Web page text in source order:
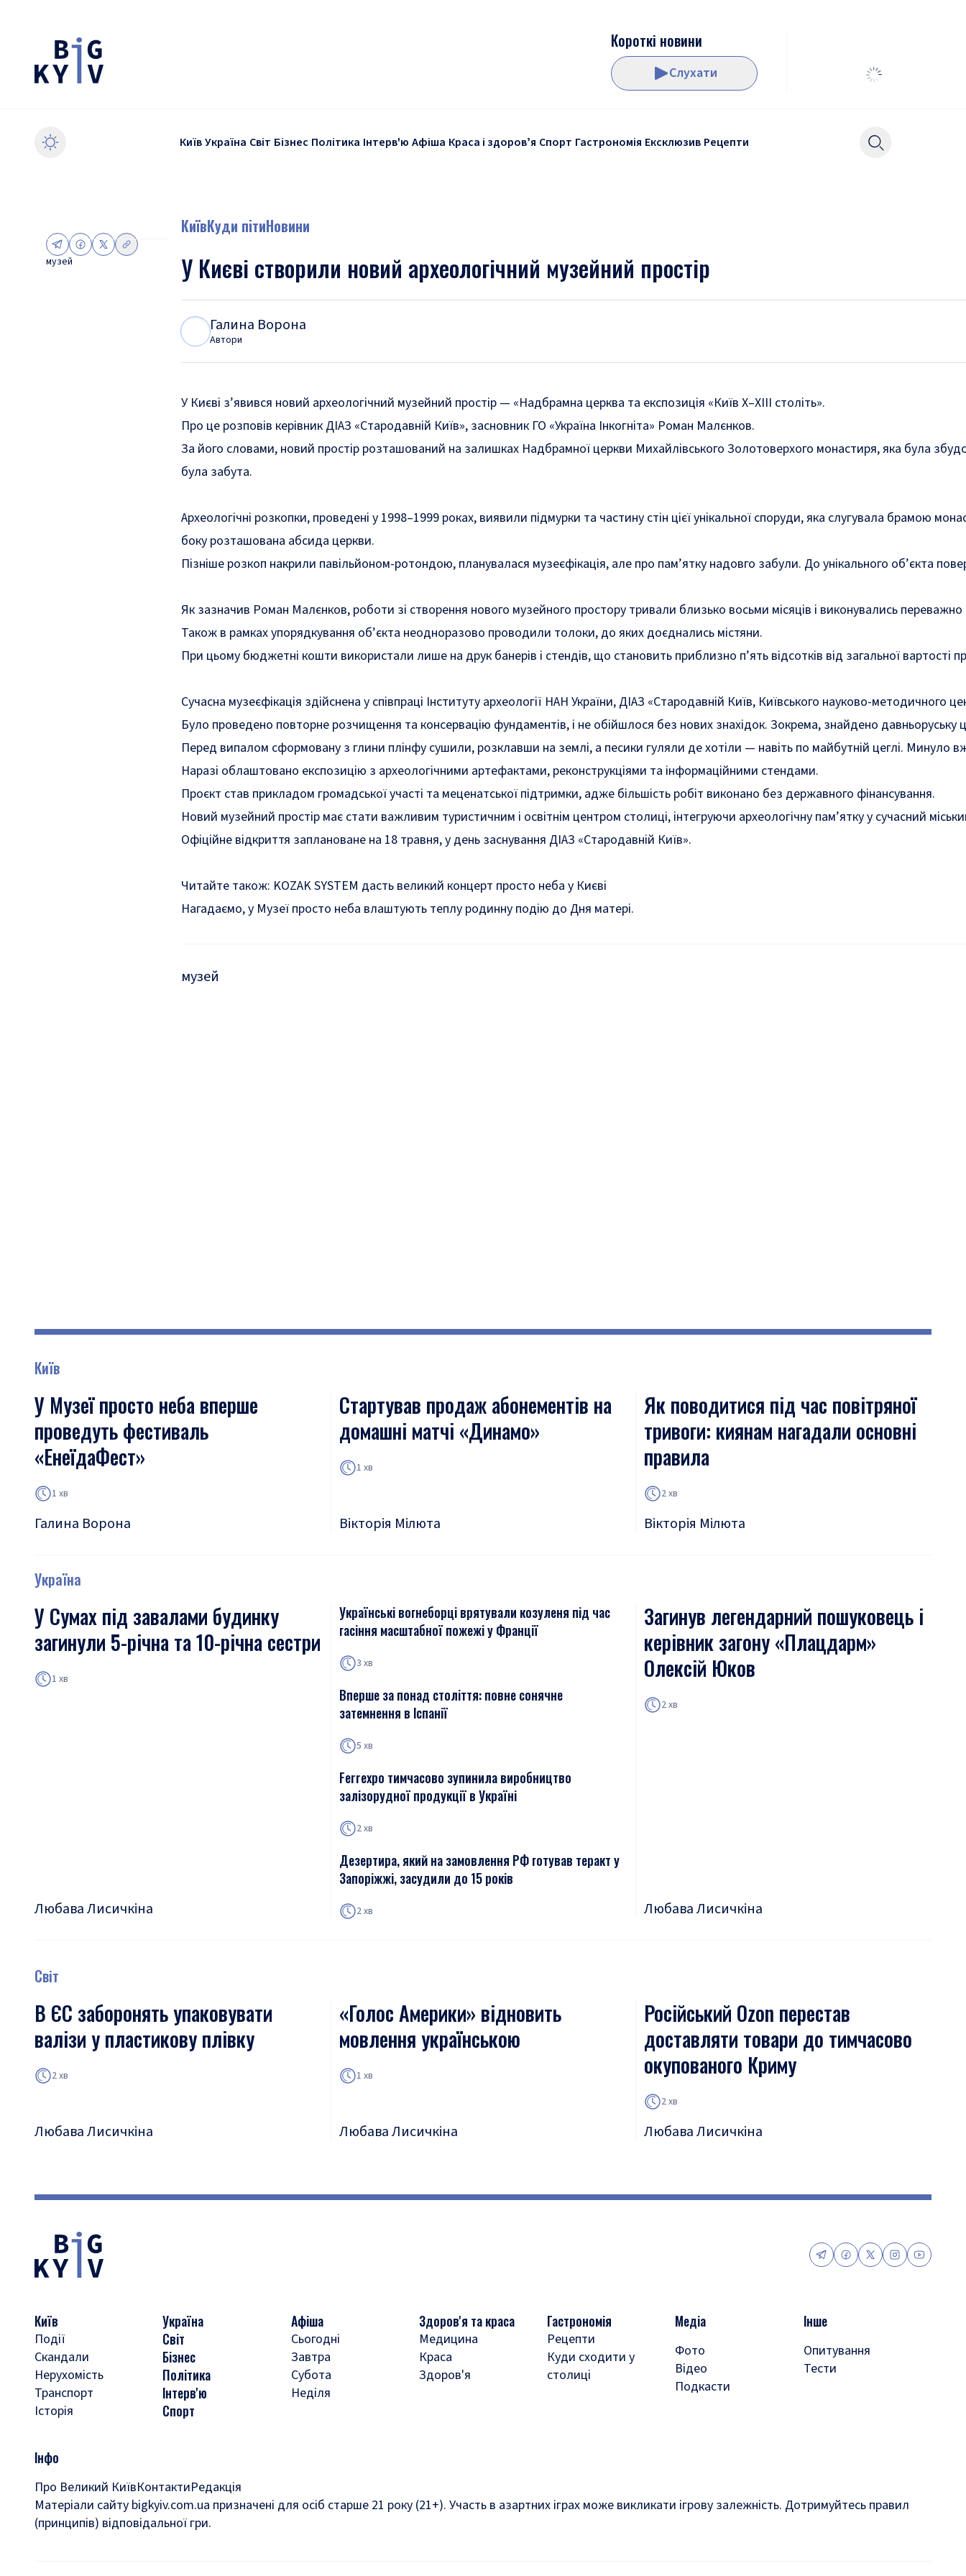
Короткі новини
Слухати
КиївУкраїна Світ Бізнес Політика Інтерв'ю Афіша Краса і здоровʼя Спорт Гастрономія Ексклюзив Рецепти
музей
КиївКуди пітиНовини
У Києві створили новий археологічний музейний простір
Галина Ворона
Автори
У Києві з’явився новий археологічний музейний простір — «Надбрамна церква та експозиція «Київ X–XIII століть».
Про це розповів керівник ДІАЗ «Стародавній Київ», засновник ГО «Україна Інкогніта» Роман Малєнков.
За його словами, новий простір розташований на залишках Надбрамної церкви Михайлівського Золотоверхого монастиря, яка була
була забута.
Археологічні розкопки, проведені у 1998–1999 роках, виявили підмурки та частину стін цієї унікальної споруди, яка слугувала брамою
боку розташована абсида церкви.
Пізніше розкоп накрили павільйоном-ротондою, планувалася музеєфікація, але про пам’ятку надовго забули. До унікального об’єкта
Як зазначив Роман Малєнков, роботи зі створення нового музейного простору тривали близько восьми місяців і виконувались
Також в рамках упорядкування об’єкта неодноразово проводили толоки, до яких доєднались містяни.
При цьому бюджетні кошти використали лише на друк банерів і стендів, що становить приблизно п’ять відсотків від загальної вартості
Сучасна музеєфікація здійснена у співпраці Інституту археології НАН України, ДІАЗ «Стародавній Київ, Київського науково-методичного
Було проведено повторне розчищення та консервацію фундаментів, і не обійшлося без нових знахідок. Зокрема, знайдено давньоруську
Перед випалом сформовану з глини плінфу сушили, розклавши на землі, а песики гуляли де хотіли — навіть по майбутній цеглі. Минуло
Наразі облаштовано експозицію з археологічними артефактами, реконструкціями та інформаційними стендами.
Проєкт став прикладом громадської участі та меценатської підтримки, адже більшість робіт виконано без державного фінансування.
Новий музейний простір має стати важливим туристичним і освітнім центром столиці, інтегруючи археологічну пам’ятку у сучасний
Офіційне відкриття заплановане на 18 травня, у день заснування ДІАЗ «Стародавній Київ».
Читайте також: KOZAK SYSTEM дасть великий концерт просто неба у Києві
Нагадаємо, у Музеї просто неба влаштують теплу родинну подію до Дня матері.
музей
Київ
У Музеї просто неба вперше
проведуть фестиваль
«ЕнеїдаФест»
1 хв
Галина Ворона
Стартував продаж абонементів на
домашні матчі «Динамо»
1 хв
Вікторія Мілюта
Як поводитися під час повітряної
тривоги: киянам нагадали основні
правила
2 хв
Вікторія Мілюта
Україна
У Сумах під завалами будинку
загинули 5-річна та 10-річна сестри
1 хв
Любава Лисичкіна
Українські вогнеборці врятували козуленя під час
гасіння масштабної пожежі у Франції
3 хв
Вперше за понад століття: повне сонячне
затемнення в Іспанії
5 хв
Ferrexpo тимчасово зупинила виробництво
залізорудної продукції в Україні
2 хв
Дезертира, який на замовлення РФ готував теракт у
Запоріжжі, засудили до 15 років
2 хв
Загинув легендарний пошуковець і
керівник загону «Плацдарм»
Олексій Юков
2 хв
Любава Лисичкіна
Світ
В ЄС заборонять упаковувати
валізи у пластикову плівку
2 хв
Любава Лисичкіна
«Голос Америки» відновить
мовлення українською
1 хв
Любава Лисичкіна
Російський Ozon перестав
доставляти товари до тимчасово
окупованого Криму
2 хв
Любава Лисичкіна
Київ
Події
Скандали
Нерухомість
Транспорт
Історія
Україна
Світ
Бізнес
Політика
Інтерв'ю
Спорт
Афіша
Сьогодні
Завтра
Субота
Неділя
Здоров'я та краса
Медицина
Краса
Здоров'я
Гастрономія
Рецепти
Куди сходити у
столиці
Медіа
Фото
Відео
Подкасти
Інше
Опитування
Тести
Інфо
Про Великий КиївКонтактиРедакція
Матеріали сайту bigkyiv.com.ua призначені для осіб старше 21 року (21+). Участь в азартних іграх може викликати ігрову залежність. Дотримуйтесь правил
(принципів) відповідальної гри.